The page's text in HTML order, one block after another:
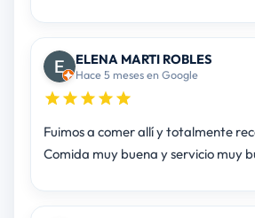
ELENA MARTI ROBLES
Hace 5 meses en Google
Fuimos a comer allí y totalmente recomendable.
Comida muy buena y